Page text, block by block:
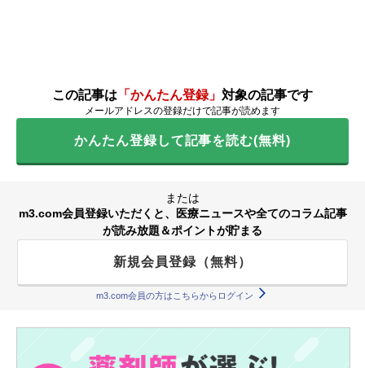
この記事は 「かんたん登録」 対象の記事です
メールアドレスの登録だけで記事が読めます
かんたん登録して記事を読む(無料)
または
m3.com会員登録いただくと、医療ニュースや全てのコラム記事
が読み放題＆ポイントが貯まる
新規会員登録（無料）
m3.com会員の方はこちらからログイン